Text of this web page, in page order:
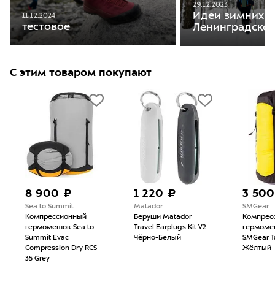
11.12.2024
тестовое
29.12.2023
Идеи зимних
С этим товаром покупают
8 900 ₽
Sea to Summit
Компрессионный
гермомешок Sea to
Summit Evac
Compression Dry RCS
35 Grey
1 220 ₽
Matador
Беруши Matador
Travel Earplugs Kit V2
Чёрно-Белый
3
SMGear
SMGear
Жёлтый